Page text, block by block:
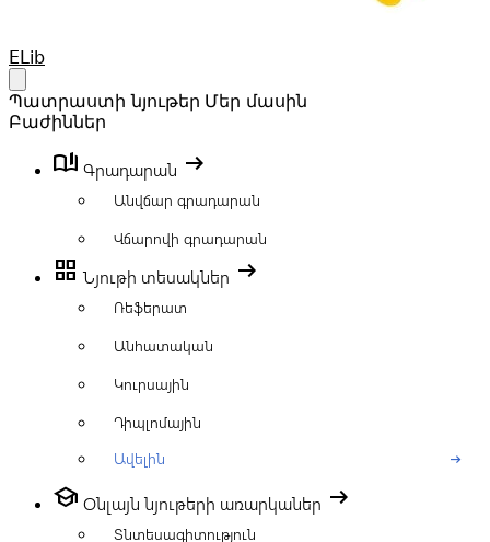
Your Company
ELib
Պատրաստի նյութեր Մեր մասին
Բաժիններ
book_ribbon Գրադարան arrow_right_alt
Անվճար գրադարան
Վճարովի գրադարան
grid_view Նյութի տեսակներ arrow_right_alt
Ռեֆերատ
Անհատական
Կուրսային
Դիպլոմային
Ավելին
arrow_right_alt
school Օնլայն նյութերի առարկաներ arrow_right_alt
Տնտեսագիտություն